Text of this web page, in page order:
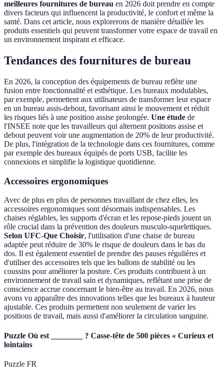
meilleures fournitures de bureau en 2026 doit prendre en compte
divers facteurs qui influencent la productivité, le confort et même la
santé. Dans cet article, nous explorerons de manière détaillée les
produits essentiels qui peuvent transformer votre espace de travail en
un environnement inspirant et efficace.
Tendances des fournitures de bureau
En 2026, la conception des équipements de bureau reflète une
fusion entre fonctionnalité et esthétique. Les bureaux modulables,
par exemple, permettent aux utilisateurs de transformer leur espace
en un bureau assis-debout, favorisant ainsi le mouvement et réduit
les risques liés à une position assise prolongée. Une étude de
l'INSEE note que les travailleurs qui alternent positions assise et
debout peuvent voir une augmentation de 20% de leur productivité.
De plus, l'intégration de la technologie dans ces fournitures, comme
par exemple des bureaux équipés de ports USB, facilite les
connexions et simplifie la logistique quotidienne.
Accessoires ergonomiques
Avec de plus en plus de personnes travaillant de chez elles, les
accessoires ergonomiques sont désormais indispensables. Les
chaises réglables, les supports d'écran et les repose-pieds jouent un
rôle crucial dans la prévention des douleurs musculo-squelettiques.
Selon UFC-Que Choisir, l'utilisation d'une chaise de bureau
adaptée peut réduire de 30% le risque de douleurs dans le bas du
dos. Il est également essentiel de prendre des pauses régulières et
d'utiliser des accessoires tels que les ballons de stabilité ou les
coussins pour améliorer la posture. Ces produits contribuent à un
environnement de travail sain et dynamiques, reflétant une prise de
conscience accrue concernant le bien-être au travail. En 2026, nous
avons vu apparaître des innovations telles que les bureaux à hauteur
ajustable. Ces produits permettent non seulement de varier les
positions de travail, mais aussi d'améliorer la circulation sanguine.
Puzzle Où est ________ ? Casse-tête de 500 pièces « Curieux et
lointains
Puzzle FR